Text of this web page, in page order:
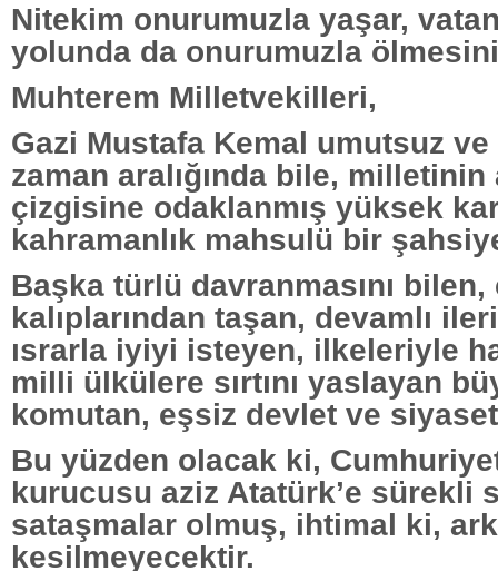
Nitekim onurumuzla yaşar,
yolunda da onurumuzla
Muhterem Milletvekilleri,
Gazi Mustafa Kemal umutsuz
zaman aralığında bile, milletinin
çizgisine odaklanmış yüksek
kahramanlık mahsulü bir
Başka türlü davranmasını bilen,
kalıplarından taşan, devamlı
ısrarla iyiyi isteyen, ilkeleriyle
milli ülkülere sırtını yaslayan
komutan, eşsiz devlet ve siyaset
Bu yüzden olacak ki,
kurucusu aziz Atatürk’e sürekli
sataşmalar olmuş, ihtimal ki,
kesilmeyecektir.